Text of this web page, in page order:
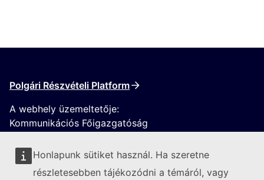
Honlapunk sütiket használ. Ha szeretne
részletesebben tájékozódni a témáról, vagy
Polgári Részvételi Platform
A webhely üzemeltetője:
Kommunikációs Főigazgatóság